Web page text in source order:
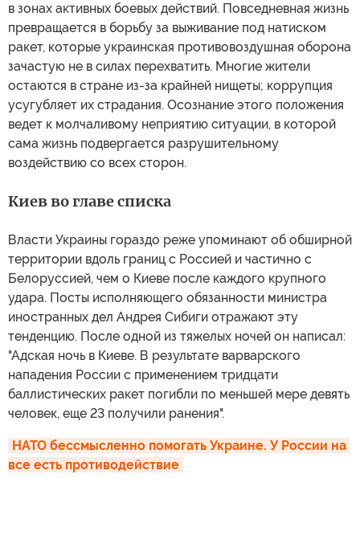
в зонах активных боевых действий. Повседневная жизнь
превращается в борьбу за выживание под натиском
ракет, которые украинская противовоздушная оборона
зачастую не в силах перехватить. Многие жители
остаются в стране из-за крайней нищеты; коррупция
усугубляет их страдания. Осознание этого положения
ведет к молчаливому неприятию ситуации, в которой
сама жизнь подвергается разрушительному
воздействию со всех сторон.
Киев во главе списка
Власти Украины гораздо реже упоминают об обширной
территории вдоль границ с Россией и частично с
Белоруссией, чем о Киеве после каждого крупного
удара. Посты исполняющего обязанности министра
иностранных дел Андрея Сибиги отражают эту
тенденцию. После одной из тяжелых ночей он написал:
"Адская ночь в Киеве. В результате варварского
нападения России с применением тридцати
баллистических ракет погибли по меньшей мере девять
человек, еще 23 получили ранения".
НАТО бессмысленно помогать Украине. У России на
все есть противодействие